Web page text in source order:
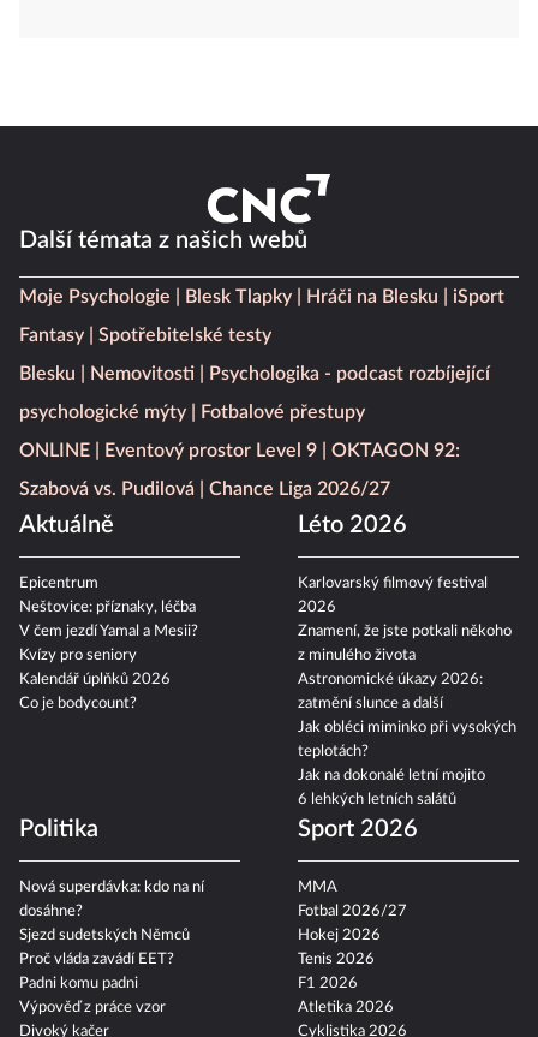
Další témata z našich webů
Moje Psychologie Blesk Tlapky Hráči na Blesku
iSport
Fantasy
Spotřebitelské testy
Blesku
Nemovitosti
Psychologika - podcast rozbíjející
psychologické mýty
Fotbalové přestupy
ONLINE
Eventový prostor Level 9
OKTAGON 92:
Szabová vs. Pudilová
Chance Liga 2026/27
Aktuálně
Epicentrum
Neštovice: příznaky, léčba
V čem jezdí Yamal a Mesii?
Kvízy pro seniory
Kalendář úplňků 2026
Co je bodycount?
Léto 2026
Karlovarský filmový festival
2026
Znamení, že jste potkali někoho
z minulého života
Astronomické úkazy 2026:
zatmění slunce a další
Jak obléci miminko při vysokých
teplotách?
Jak na dokonalé letní mojito
6 lehkých letních salátů
Politika
Nová superdávka: kdo na ní
dosáhne?
Sjezd sudetských Němců
Proč vláda zavádí EET?
Padni komu padni
Výpověď z práce vzor
Divoký kačer
Sport 2026
MMA
Fotbal 2026/27
Hokej 2026
Tenis 2026
F1 2026
Atletika 2026
Cyklistika 2026